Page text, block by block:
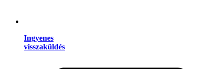
Ingyenes
visszaküldés